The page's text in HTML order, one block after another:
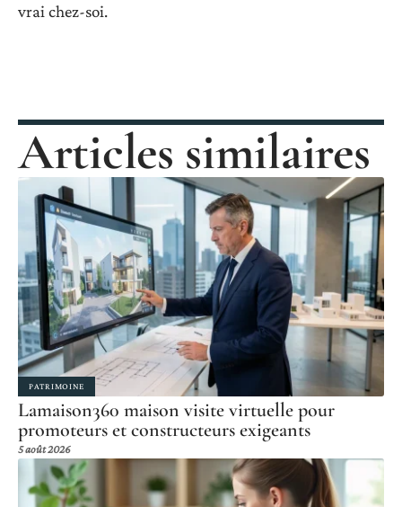
vrai chez-soi.
Articles similaires
PATRIMOINE
Lamaison360 maison visite virtuelle pour
promoteurs et constructeurs exigeants
5 août 2026